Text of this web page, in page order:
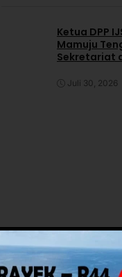
Ketua DPP
Mamuju
Sekretariat
Juli 30, 2026